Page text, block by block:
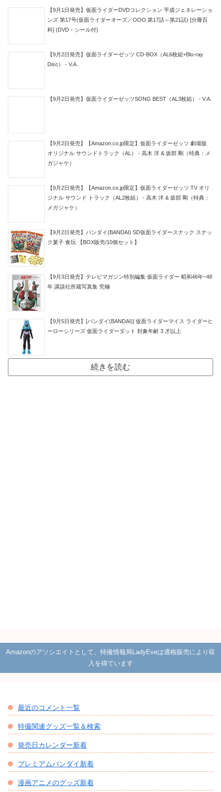
【9月1日発売】仮面ライダーDVDコレクション 平成ジェネレーショ
ンズ 第17号(仮面ライダーオーズ／OOO 第17話～第21話) [分冊百
科] (DVD・シール付)
【9月2日発売】仮面ライダーゼッツ CD-BOX（AL6枚組+Blu-ray
Disc） - V.A.
【9月2日発売】仮面ライダーゼッツSONG BEST（AL3枚組） - V.A.
【9月2日発売】【Amazon.co.jp限定】仮面ライダーゼッツ 劇場版
オリジナル サウンドトラック（AL） - 高木 洋 & 坂部 剛（特典：メ
ガジャケ）
【9月2日発売】【Amazon.co.jp限定】仮面ライダーゼッツ TV オリ
ジナル サウンド トラック（AL2枚組） - 高木 洋 & 坂部 剛（特典：
メガジャケ）
【9月2日発売】バンダイ(BANDAI) SD仮面ライダースナック スナッ
ク菓子 食玩 【BOX販売/10個セット】
【9月3日発売】テレビマガジン特別編集 仮面ライダー 昭和46年~48
年 講談社所蔵写真集 究極
【9月5日発売】[バンダイ(BANDAI)] 仮面ライダーマイス ライダーヒ
ーローシリーズ 仮面ライダーダット 対象年齢 3 才以上
続きを読む
Amazonのアソシエイトとして、特撮情報局LadyEveは適格販売により収
入を得ています
最近のコメント一覧
特撮関連グッズ一覧＆検索
発売日カレンダー新着
プレミアムバンダイ新着
漫画アニメのグッズ新着